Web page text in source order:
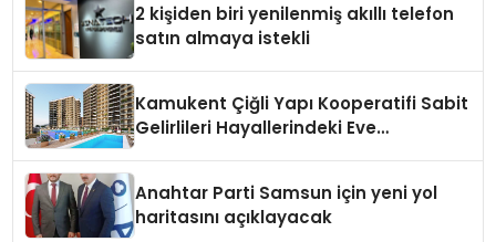
2 kişiden biri yenilenmiş akıllı telefon
satın almaya istekli
Kamukent Çiğli Yapı Kooperatifi Sabit
Gelirlileri Hayallerindeki Eve
Anahtar Parti Samsun için yeni yol
haritasını açıklayacak